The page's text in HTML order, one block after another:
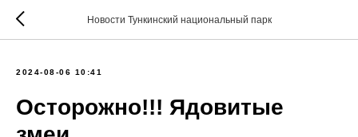
Новости Тункинский национальный парк
2024-08-06 10:41
Осторожно!!! Ядовитые